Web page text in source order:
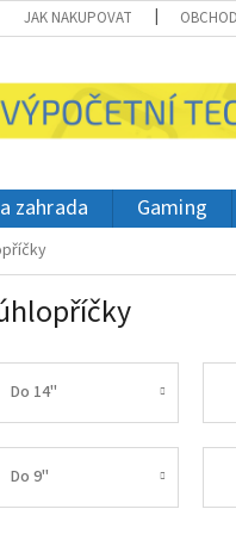
JAK NAKUPOVAT
zahrada Gaming
Do 14"
Do 9"